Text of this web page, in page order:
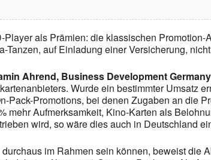
als Prämien: die klassischen
Tanzen, auf Einladung einer Versicherung,
Ahrend, Business Development
Wurde ein bestimmter Umsatz
Pack-Promotions, bei denen Zugaben an die
mehr Aufmerksamkeit, Kino-Karten als
wird, so wäre dies auch in Deutschland
im Rahmen sein können, beweist